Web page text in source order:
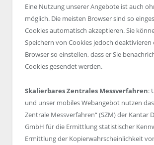
Eine Nutzung unserer Angebote ist auch
möglich. Die meisten Browser sind so
Cookies automatisch akzeptieren. Sie
Speichern von Cookies jedoch deaktivieren
Browser so einstellen, dass er Sie
Cookies gesendet werden.
Skalierbares Zentrales Messverfahren:
und unser mobiles Webangebot nutzen
Zentrale Messverfahren“ (SZM) der Kantar
GmbH für die Ermittlung statistischer
Ermittlung der Kopierwahrscheinlichkeit